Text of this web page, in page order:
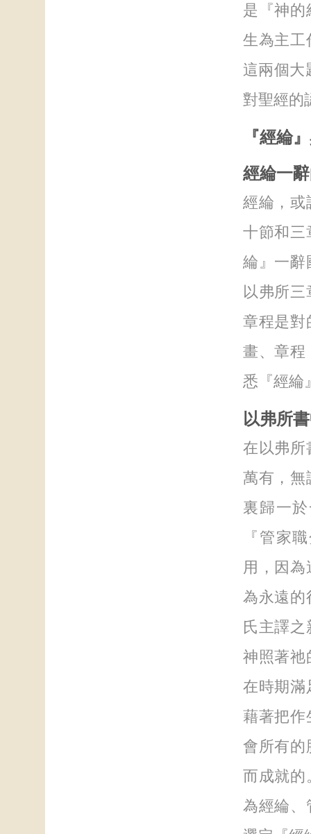
是『神的
生為主工
這兩個大
對聖經的
『經綸
經綸一
經綸，或
十節和三
綸』一辭
以弗所
章程是對
畫、章程
悉『經綸
以弗所
在以弗所
萬有，無
裏歸一
『管家
用，因
為永遠的
氏主譯
神照著祂
在時期滿
藉著把作
會所有的
而成就的
為經綸、